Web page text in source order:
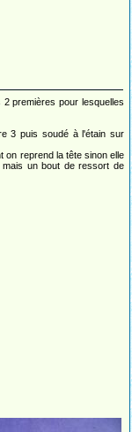
premières pour lesquelles
3 puis soudé à l'étain sur
on reprend la tête sinon elle
un bout de ressort de